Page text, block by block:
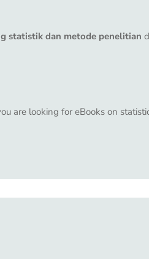
statistik dan metode penelitian
are looking for eBooks on